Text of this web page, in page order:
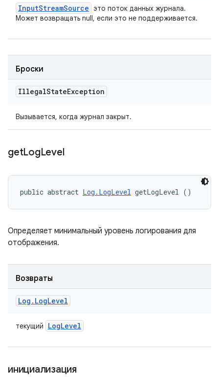
InputStreamSource
это поток данных журнала.
Может возвращать null, если это не поддерживается.
Броски
IllegalStateException
Вызывается, когда журнал закрыт.
getLogLevel
public abstract Log.LogLevel getLogLevel ()
Определяет минимальный уровень логирования для
отображения.
Возвраты
Log . LogLevel
текущий LogLevel
инициализация